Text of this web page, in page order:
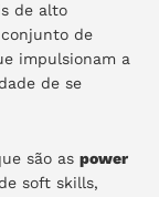
de alto
de
impulsionam a
de se
são as power
soft skills,